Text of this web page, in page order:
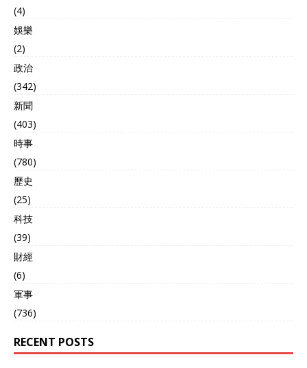
(4)
娛樂
(2)
政治
(342)
新聞
(403)
時事
(780)
歷史
(25)
科技
(39)
財經
(6)
軍事
(736)
RECENT POSTS